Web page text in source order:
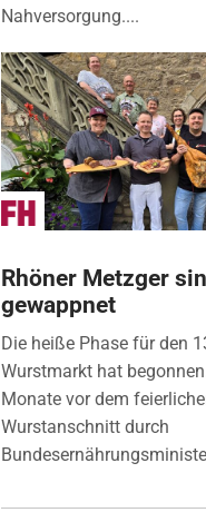
Nahversorgung....
Rhöner Metzger
gewappnet
Die heiße Phase für den
Wurstmarkt hat
Monate vor dem
Wurstanschnitt durch